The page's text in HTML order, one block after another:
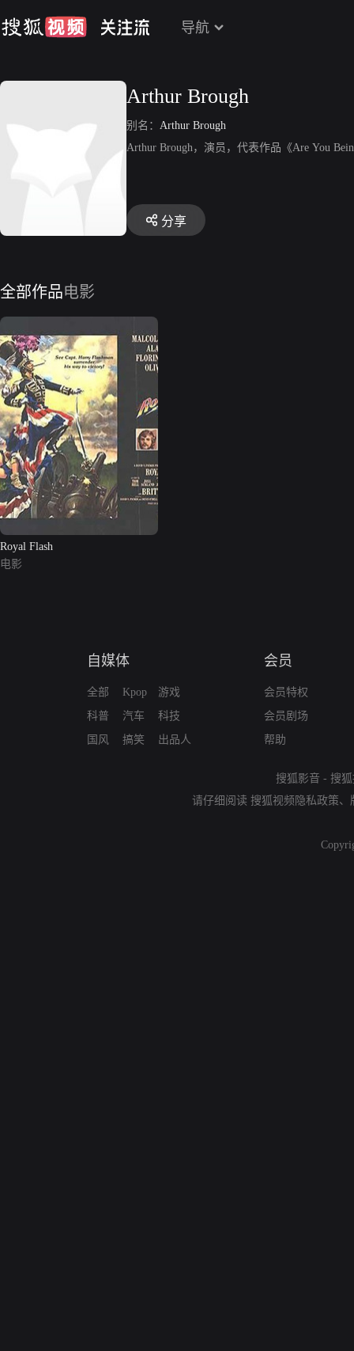
导航
Arthur Brough
别名： Arthur Brough
Arthur Brough，演员，代表作品《Are You
分享
全部作品电影
Royal Flash
电影
自媒体
全部
科普
国风
Kpop
汽车
搞笑
游戏
科技
出品人
会员
会员特权
会员剧场
帮助
搜狐影音 - 搜
请仔细阅读 搜狐视频隐私政策、